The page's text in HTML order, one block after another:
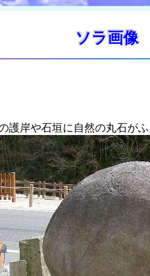
ソラ画像
岸や石垣に自然の丸石がふ